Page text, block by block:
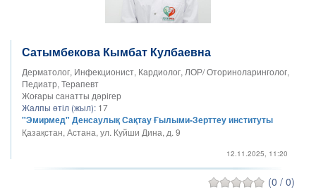
Сатымбекова Кымбат Кулбаевна
Дерматолог, Инфекционист, Кардиолог, ЛОР/ Оториноларинголог,
Педиатр, Терапевт
Жоғары санатты дәрігер
Жалпы өтіл (жыл): 17
"Эмирмед" Денсаулық Сақтау Ғылыми-Зерттеу институты
Қазақстан, Астана, ул. Куйши Дина, д. 9
12.11.2025, 11:20
(0 / 0)